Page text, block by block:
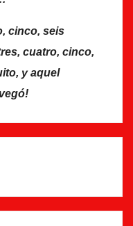
cinco, seis
cuatro, cinco,
y aquel